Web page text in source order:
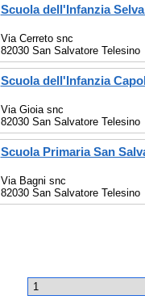
Scuola dell'Infanzia
Via Cerreto snc
82030 San Salvatore Telesino
Scuola dell'Infanzia
Via Gioia snc
82030 San Salvatore Telesino
Scuola Primaria San
Via Bagni snc
82030 San Salvatore Telesino